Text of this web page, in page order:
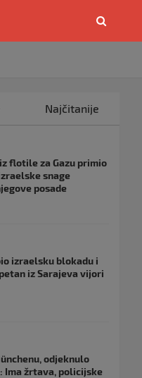
Najčitanije
flotile za Gazu primio
snage
posade
izraelsku blokadu i
iz Sarajeva vijori
odjeknulo
Ima žrtava, policijske